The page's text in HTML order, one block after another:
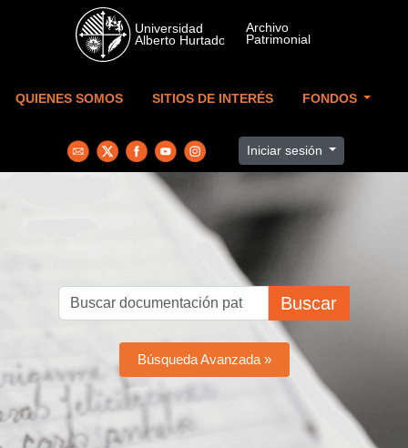
Skip to main content
QUIENES SOMOS SITIOS DE INTERÉS FONDOS
Iniciar sesión
Buscar
Búsqueda Avanzada »